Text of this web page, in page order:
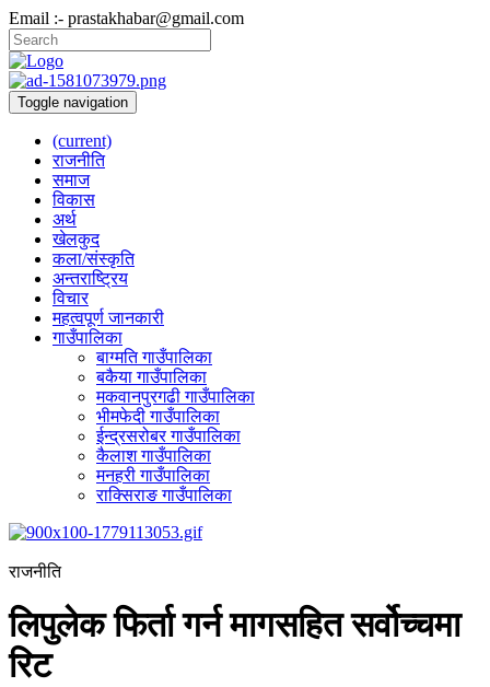
Email :- prastakhabar@gmail.com
Toggle navigation
(current)
राजनीति
समाज
विकास
अर्थ
खेलकुद
कला/संस्कृति
अन्तराष्ट्रिय
विचार
महत्वपूर्ण जानकारी
गाउँपालिका
बाग्मति गाउँपालिका
बकैया गाउँपालिका
मकवानपुरगढी गाउँपालिका
भीमफेदी गाउँपालिका
ईन्द्रसरोबर गाउँपालिका
कैलाश गाउँपालिका
मनहरी गाउँपालिका
राक्सिराङ गाउँपालिका
राजनीति
लिपुलेक फिर्ता गर्न मागसहित सर्वोच्चमा
रिट